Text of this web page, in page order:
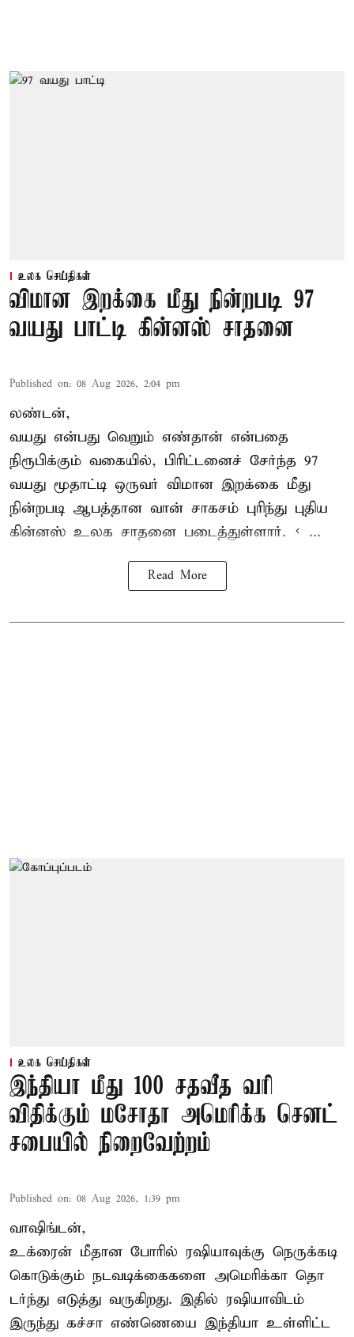
உலக செய்திகள்
விமான இறக்கை மீது நின்றபடி 97
வயது பாட்டி கின்னஸ் சாதனை
Published on: 08 Aug 2026, 2:04 pm
லண்டன்,
வயது என்பது வெறும் எண்தான் என்பதை
நிரூபிக்கும் வகையில், பிரிட்டனைச் சேர்ந்த 97
வயது மூதாட்டி ஒருவர் விமான இறக்கை மீது
நின்றபடி ஆபத்தான வான் சாகசம் புரிந்து புதிய
கின்னஸ் உலக சாதனை படைத்துள்ளார். < ...
Read More
உலக செய்திகள்
இந்தியா மீது 100 சதவீத வரி
விதிக்கும் மசோதா அமெரிக்க செனட்
சபையில் நிறைவேற்றம்
Published on: 08 Aug 2026, 1:39 pm
வாஷிங்டன்,
உக்ரைன் மீதான போரில் ரஷியாவுக்கு நெருக்கடி
கொடுக்கும் நடவடிக்கைகளை அமெரிக்கா தொ
டர்ந்து எடுத்து வருகிறது. இதில் ரஷியாவிடம்
இருந்து கச்சா எண்ணெயை இந்தியா உள்ளிட்ட